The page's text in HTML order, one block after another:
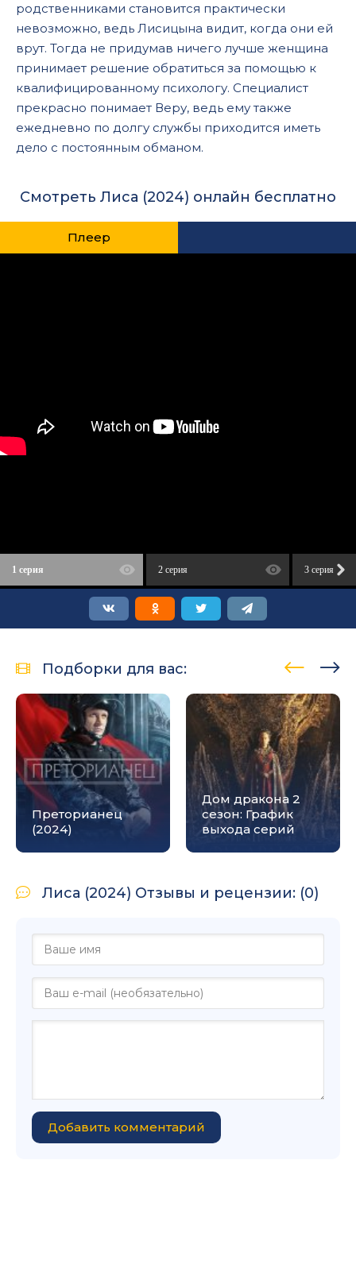
родственниками становится практически
невозможно, ведь Лисицына видит, когда они ей
врут. Тогда не придумав ничего лучше женщина
принимает решение обратиться за помощью к
квалифицированному психологу. Специалист
прекрасно понимает Веру, ведь ему также
ежедневно по долгу службы приходится иметь
дело с постоянным обманом.
Смотреть Лиса (2024) онлайн бесплатно
Плеер
1 серия 2 серия 3 серия
Подборки для вас:
Преторианец
(2024)
Дом дракона 2
сезон: График
выхода серий
Лиса (2024) Отзывы и рецензии: (0)
Добавить комментарий